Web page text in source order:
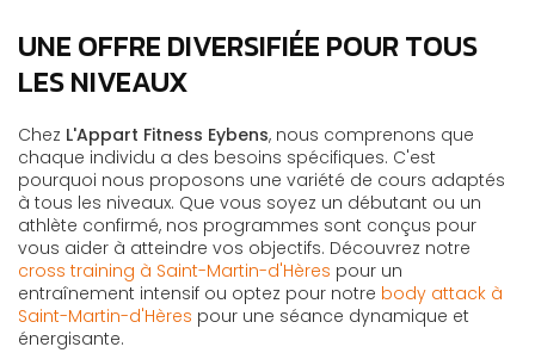
UNE OFFRE DIVERSIFIÉE POUR TOUS
LES NIVEAUX
Chez L'Appart Fitness Eybens, nous comprenons que
chaque individu a des besoins spécifiques. C'est
pourquoi nous proposons une variété de cours adaptés
à tous les niveaux. Que vous soyez un débutant ou un
athlète confirmé, nos programmes sont conçus pour
vous aider à atteindre vos objectifs. Découvrez notre
cross training à Saint-Martin-d'Hères pour un
entraînement intensif ou optez pour notre body attack à
Saint-Martin-d'Hères pour une séance dynamique et
énergisante.